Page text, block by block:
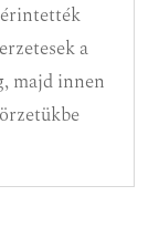
a
majd innen